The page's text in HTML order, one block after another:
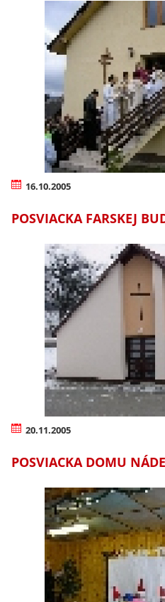
16.10.2005
POSVIACKA FARSKEJ
20.11.2005
POSVIACKA DOMU